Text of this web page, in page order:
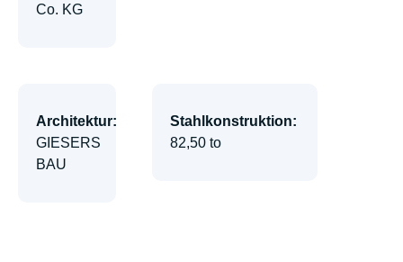
Co. KG
Architektur:
GIESERS
BAU
Stahlkonstruktion:
82,50 to